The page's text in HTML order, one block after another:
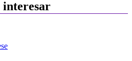
interesar